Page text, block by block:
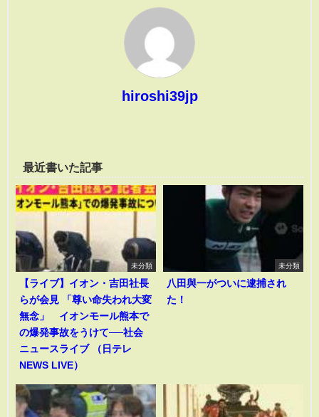
hiroshi39jp
最近書いた記事
未分類
【ライブ】イオン・吉田社長
らが会見 「尊い命失われ大変
無念」 イオンモール熊本で
の爆発事故をうけて──社会
ニュースライブ （日テレ
NEWS LIVE）
未分類
八田與一がついに逮捕され
た！